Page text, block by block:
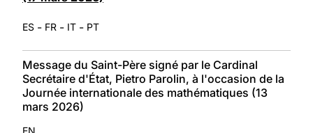
ES - FR - IT - PT
Message du Saint-Père signé par le Cardinal
Secrétaire d'État, Pietro Parolin, à l'occasion de la
Journée internationale des mathématiques (13
mars 2026)
EN